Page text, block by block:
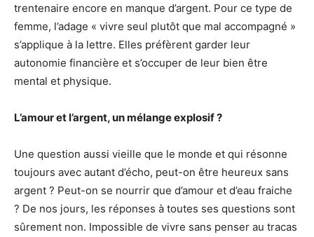
trentenaire encore en manque d’argent. Pour ce type de
femme, l’adage « vivre seul plutôt que mal accompagné »
s’applique à la lettre. Elles préfèrent garder leur
autonomie financière et s’occuper de leur bien être
mental et physique.
L’amour et l’argent, un mélange explosif ?
Une question aussi vieille que le monde et qui résonne
toujours avec autant d’écho, peut-on être heureux sans
argent ? Peut-on se nourrir que d’amour et d’eau fraiche
? De nos jours, les réponses à toutes ses questions sont
sûrement non. Impossible de vivre sans penser au tracas